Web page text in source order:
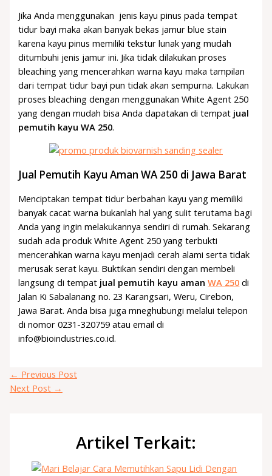
Jika Anda menggunakan jenis kayu pinus pada tempat
tidur bayi maka akan banyak bekas jamur blue stain
karena kayu pinus memiliki tekstur lunak yang mudah
ditumbuhi jenis jamur ini. Jika tidak dilakukan proses
bleaching yang mencerahkan warna kayu maka tampilan
dari tempat tidur bayi pun tidak akan sempurna. Lakukan
proses bleaching dengan menggunakan White Agent 250
yang dengan mudah bisa Anda dapatakan di tempat jual
pemutih kayu WA 250.
Jual Pemutih Kayu Aman WA 250 di Jawa Barat
Menciptakan tempat tidur berbahan kayu yang memiliki
banyak cacat warna bukanlah hal yang sulit terutama bagi
Anda yang ingin melakukannya sendiri di rumah. Sekarang
sudah ada produk White Agent 250 yang terbukti
mencerahkan warna kayu menjadi cerah alami serta tidak
merusak serat kayu. Buktikan sendiri dengan membeli
langsung di tempat jual pemutih kayu amanWA 250 di
Jalan Ki Sabalanang no. 23 Karangsari, Weru, Cirebon,
Jawa Barat. Anda bisa juga mneghubungi melalui telepon
di nomor 0231-320759 atau email di
info@bioindustries.co.id.
← Previous Post
Next Post →
Artikel Terkait: